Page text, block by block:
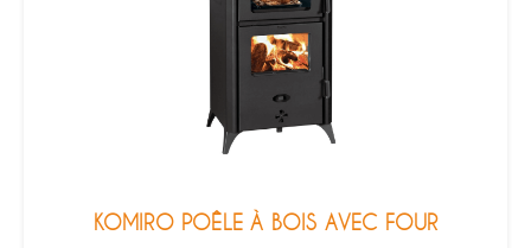
KOMIRO POÊLE À BOIS AVEC FOUR